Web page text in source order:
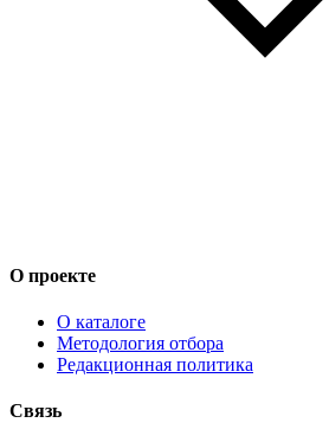
О проекте
О каталоге
Методология отбора
Редакционная политика
Связь